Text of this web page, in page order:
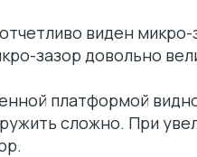
виден микро-
зазор довольно
платформой
сложно. При